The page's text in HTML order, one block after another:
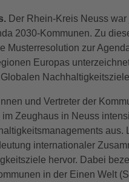
Der Rhein-Kreis Neuss
2030-Kommunen. Zu
Musterresolution zur
Europas
und Vertreter der
Zeughaus in Neuss
internationaler
hervor. Dabei
in der Einen Welt